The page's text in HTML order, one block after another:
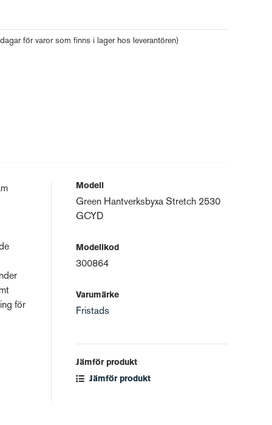
för varor som finns i lager hos leverantören)
för
Modell
Green Hantverksbyxa Stretch 2530
GCYD
Modellkod
300864
Varumärke
Fristads
Jämför produkt
Jämför produkt